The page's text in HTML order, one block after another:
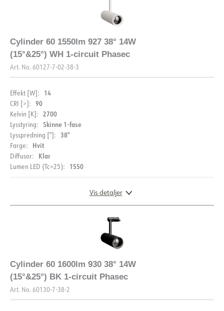
DOKUMENTASJON
Datablad (NO)
FDV (ENG)
BESKRIVELSE
Cylinder 60 er en moderne og fleksibel spotlight med høyt
PRODUKT
DIMENSJONER OG LYSDISTRIBUSJON
Cylinder 60 1550lm 927 38° 14W
(15°&25°) WH 1-circuit Phasec
Art. No. 60127-7-02-38-3
Effekt [W]: 14
CRI [>]: 90
Kelvin [K]: 2700
Lysstyring: Skinne 1-fase
Lysspredning [°]: 38°
Farge: Hvit
Diffusor: Klar
Lumen LED (Tc=25): 1550
Vis detaljer
DIMENSJONER OG LYSDISTRIBUSJON
Cylinder 60 1600lm 930 38° 14W
(15°&25°) BK 1-circuit Phasec
Art. No. 60130-7-38-2